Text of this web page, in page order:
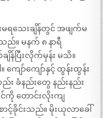
းမရသေးချိန်တွင် အဖျက်မ
။ မနက် ၈ နာရီ
ပြီးလိုက်မှန်း မသိ။
ော်ကျော်နှင့် ထွန်းထွန်း
ခံနည်းတွေ နည်းနည်း
တောင်းလိုးကျ
ခိုင်းသည်။ မိုးယုလာခေါ်